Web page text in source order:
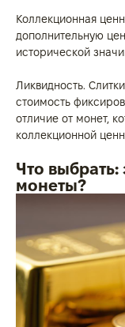
Коллекционная
дополнительную
исторической
Ликвидность.
стоимость
отличие от монет,
коллекционной
Что выбрать:
монеты?